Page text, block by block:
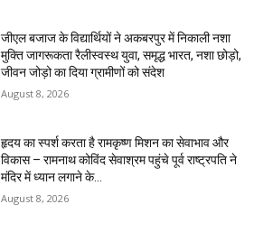
जीएल बजाज के विद्यार्थियों ने अकबरपुर में निकाली नशा
मुक्ति जागरूकता रैलीस्वस्थ युवा, समृद्ध भारत, नशा छोड़ो,
जीवन जोड़ो का दिया ग्रामीणों को संदेश
August 8, 2026
हृदय का स्पर्श करता है रामकृष्ण मिशन का सेवाभाव और
विकास – रामनाथ कोविंद सेवाश्रम पहुंचे पूर्व राष्ट्रपति ने
मंदिर में ध्यान लगाने के...
August 8, 2026